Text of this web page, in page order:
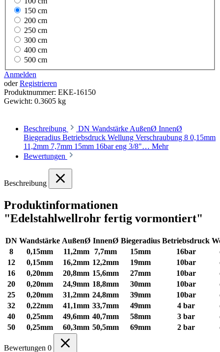
150 cm
200 cm
250 cm
300 cm
400 cm
500 cm
Anmelden
oderRegistrieren
Produktnummer: EKE-16150
Gewicht: 0.3605 kg
Beschreibung
DN Wandstärke AußenØ InnenØ
Biegeradius Betriebsdruck Wellung Verschraubung 8 0,15mm
11,2mm 7,7mm 15mm 16bar eng 3/8"… Mehr
Bewertungen
Beschreibung
Produktinformationen
"Edelstahlwellrohr fertig vormontiert"
DN Wandstärke AußenØ InnenØ Biegeradius Betriebsdruck
8
0,15mm 11,2mm 7,7mm 15mm 16bar
12
0,15mm 16,2mm 12,2mm 19mm 10bar
16
0,20mm 20,8mm 15,6mm 27mm 10bar
20
0,20mm 24,9mm 18,8mm 30mm 10bar
25
0,20mm 31,2mm 24,8mm 39mm 10bar
32
0,22mm 41,1mm 33,7mm 49mm 4 bar
40
0,25mm 49,6mm 40,7mm 58mm 3 bar
50
0,25mm 60,3mm 50,5mm 69mm 2 bar
Bewertungen 0